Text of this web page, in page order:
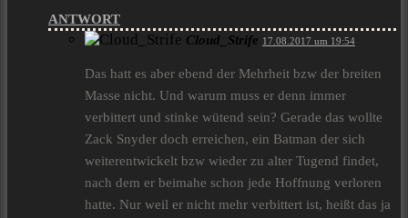
ANTWORT
Cloud_Strife 17.08.2017 um 19:54
Das hatt es aber ebend der Mehrheit bzw der breiten
Masse nicht. Und warum muss er denn immer
verbittert und stinke wütend sein? Gerade das wollte
Zack Snyder doch erreichen, ein Batman der sich
weiterentwickelt bzw wieder zu alter Tugend findet,
nach dem er beimahe schon jede Hoffnung verloren
hatte. Nur weil er nicht mehr verbittert ist, heißt das ja